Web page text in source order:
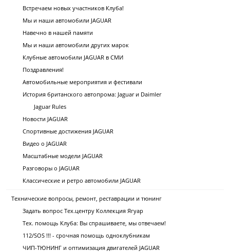
Встречаем новых участников Клуба!
Мы и наши автомобили JAGUAR
Навечно в нашей памяти
Мы и наши автомобили других марок
Клубные автомобили JAGUAR в СМИ
Поздравления!
Автомобильные мероприятия и фестивали
История британского автопрома: Jaguar и Daimler
Jaguar Rules
Новости JAGUAR
Спортивные достижения JAGUAR
Видео о JAGUAR
Масштабные модели JAGUAR
Разговоры о JAGUAR
Классические и ретро автомобили JAGUAR
Технические вопросы, ремонт, реставрации и тюнинг
Задать вопрос Тех.центру Коллекция Ягуар
Тех. помощь Клуба: Вы спрашиваете, мы отвечаем!
112/SOS !!! - срочная помощь одноклубникам
ЧИП-ТЮНИНГ и оптимизация двигателей JAGUAR